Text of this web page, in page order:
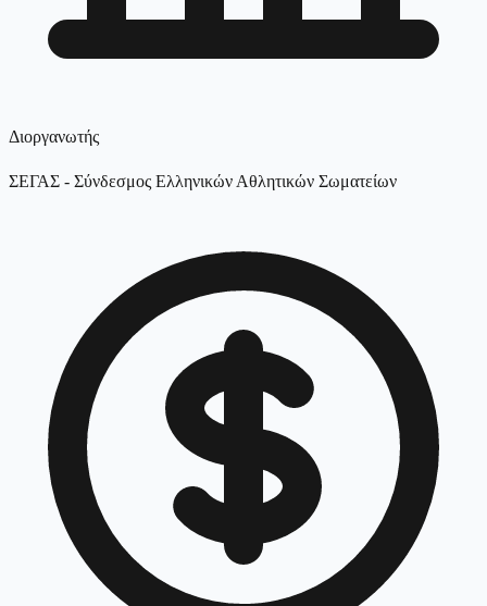
Διοργανωτής
ΣΕΓΑΣ - Σύνδεσμος Ελληνικών Αθλητικών Σωματείων